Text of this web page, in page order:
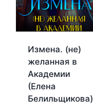
Измена. (не)
желанная в
Академии
(Елена
Белильщикова)